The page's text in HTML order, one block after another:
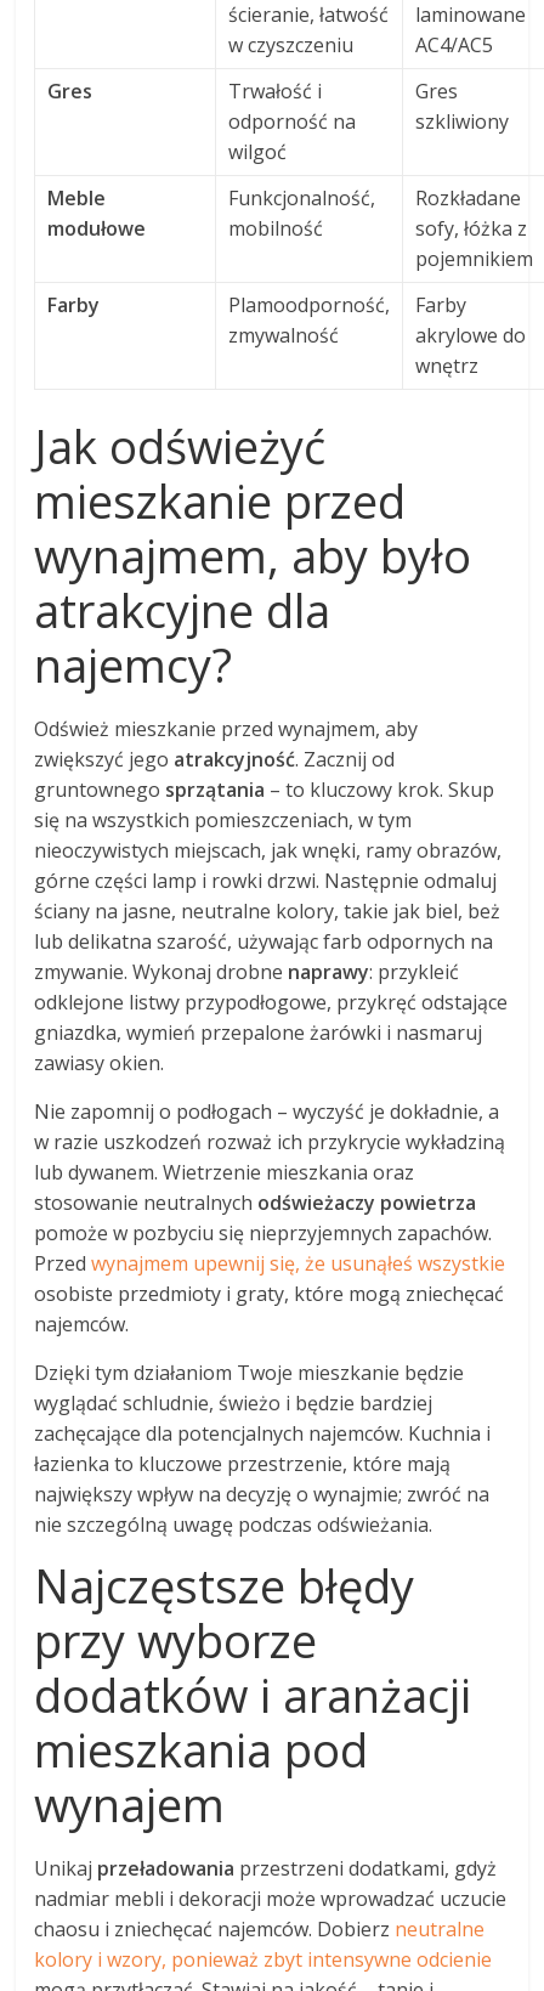
ścieranie, łatwość
w czyszczeniu
laminowane
AC4/AC5
Gres
Trwałość i
odporność na
wilgoć
Gres
szkliwiony
Meble
modułowe
Funkcjonalność,
mobilność
Rozkładane
sofy, łóżka z
pojemnikiem
Farby
Plamoodporność,
zmywalność
Farby
akrylowe do
wnętrz
Jak odświeżyć
mieszkanie przed
wynajmem, aby było
atrakcyjne dla
najemcy?
Odśwież mieszkanie przed wynajmem, aby
zwiększyć jego atrakcyjność. Zacznij od
gruntownego sprzątania – to kluczowy krok. Skup
się na wszystkich pomieszczeniach, w tym
nieoczywistych miejscach, jak wnęki, ramy obrazów,
górne części lamp i rowki drzwi. Następnie odmaluj
ściany na jasne, neutralne kolory, takie jak biel, beż
lub delikatna szarość, używając farb odpornych na
zmywanie. Wykonaj drobne naprawy: przykleić
odklejone listwy przypodłogowe, przykręć odstające
gniazdka, wymień przepalone żarówki i nasmaruj
zawiasy okien.
Nie zapomnij o podłogach – wyczyść je dokładnie, a
w razie uszkodzeń rozważ ich przykrycie wykładziną
lub dywanem. Wietrzenie mieszkania oraz
stosowanie neutralnych odświeżaczy powietrza
pomoże w pozbyciu się nieprzyjemnych zapachów.
Przedwynajmem upewnij się, że usunąłeś wszystkie
osobiste przedmioty i graty, które mogą zniechęcać
najemców.
Dzięki tym działaniom Twoje mieszkanie będzie
wyglądać schludnie, świeżo i będzie bardziej
zachęcające dla potencjalnych najemców. Kuchnia i
łazienka to kluczowe przestrzenie, które mają
największy wpływ na decyzję o wynajmie; zwróć na
nie szczególną uwagę podczas odświeżania.
Najczęstsze błędy
przy wyborze
dodatków i aranżacji
mieszkania pod
wynajem
Unikaj przeładowania przestrzeni dodatkami, gdyż
nadmiar mebli i dekoracji może wprowadzać uczucie
chaosu i zniechęcać najemców. Dobierz neutralne
kolory i wzory, ponieważ zbyt intensywne odcienie